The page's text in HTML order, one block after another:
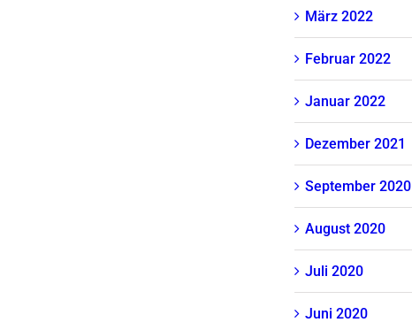
März 2022
Februar 2022
Januar 2022
Dezember 2021
September 2020
August 2020
Juli 2020
Juni 2020